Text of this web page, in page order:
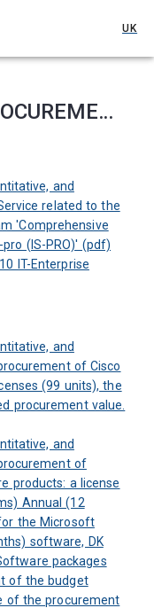
UK
INFORMATION ON PROCUREMENT
and
related to the
'Comprehensive
(IS-PRO)' (pdf)
IT-Enterprise
and
of Cisco
(99 units), the
procurement value.
and
of
products: a license
Annual (12
the Microsoft
software, DK
packages
of the budget
of the procurement